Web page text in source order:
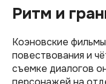
Ритм и
Коэновские
повествования и
съемке диалогов